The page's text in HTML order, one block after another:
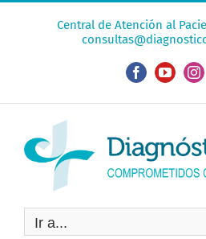
Central de Atención al
FacebookYouTube
Ir a...